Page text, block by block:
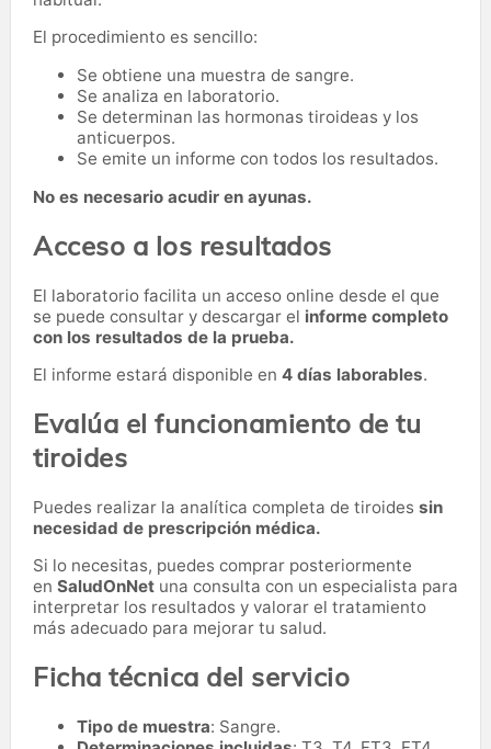
El procedimiento es sencillo:
Se obtiene una muestra de sangre.
Se analiza en laboratorio.
Se determinan las hormonas tiroideas y los
anticuerpos.
Se emite un informe con todos los resultados.
No es necesario acudir en ayunas.
Acceso a los resultados
El laboratorio facilita un acceso online desde el que
se puede consultar y descargar el informe completo
con los resultados de la prueba.
El informe estará disponible en 4 días laborables.
Evalúa el funcionamiento de tu
tiroides
Puedes realizar la analítica completa de tiroides sin
necesidad de prescripción médica.
Si lo necesitas, puedes comprar posteriormente
en SaludOnNet una consulta con un especialista para
interpretar los resultados y valorar el tratamiento
más adecuado para mejorar tu salud.
Ficha técnica del servicio
Tipo de muestra: Sangre.